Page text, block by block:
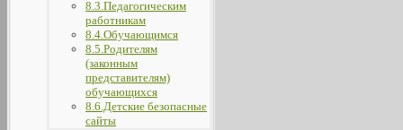
8.3.Педагогическим
работникам
8.4.Обучающимся
8.5.Родителям
(законным
представителям)
обучающихся
8.6.Детские безопасные
сайты